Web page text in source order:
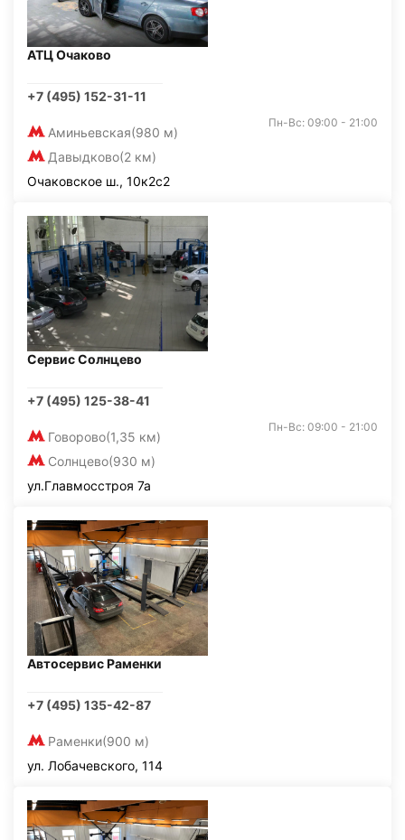
АТЦ Очаково
+7 (495) 152-31-11
Аминьевская(980 м)
Давыдково(2 км)
Пн-Вс: 09:00 - 21:00
Очаковское ш., 10к2с2
Сервис Солнцево
+7 (495) 125-38-41
Говорово(1,35 км)
Солнцево(930 м)
Пн-Вс: 09:00 - 21:00
ул.Главмосстроя 7а
Автосервис Раменки
+7 (495) 135-42-87
Раменки(900 м)
ул. Лобачевского, 114